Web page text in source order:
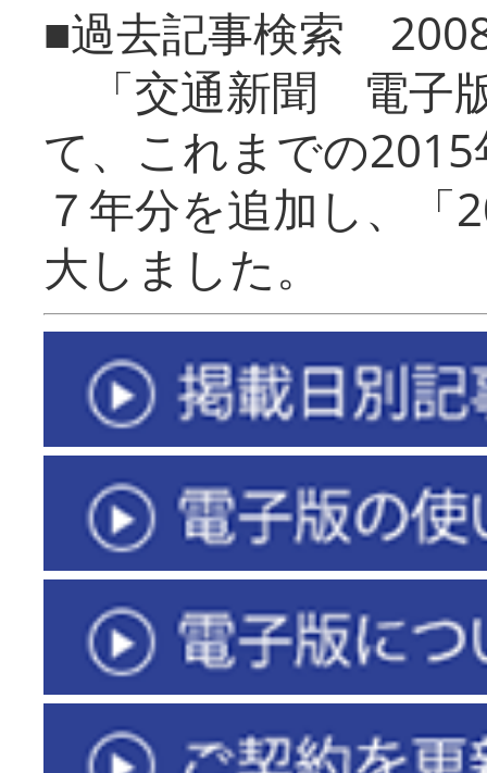
■過去記事検索
「交通新聞 電子
て、これまでの
７年分を追加し、「
大しまし